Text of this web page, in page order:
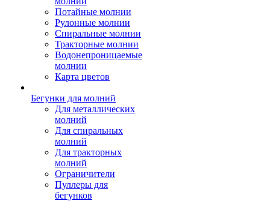
Потайные молнии
Рулонные молнии
Спиральные молнии
Тракторные молнии
Водонепроницаемые
молнии
Карта цветов
Бегунки для молний
Для металлических
молний
Для спиральных
молний
Для тракторных
молний
Ограничители
Пуллеры для
бегунков